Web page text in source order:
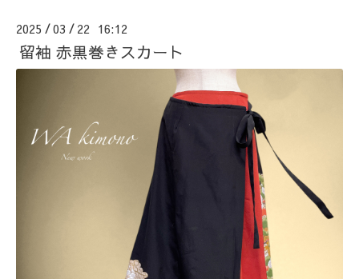
2025 /03 / 22 16:12
留袖 赤黒巻きスカート